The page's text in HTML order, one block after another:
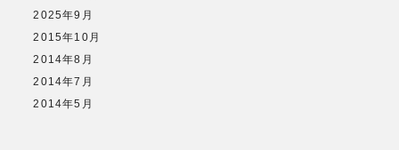
2025年9月
2015年10月
2014年8月
2014年7月
2014年5月